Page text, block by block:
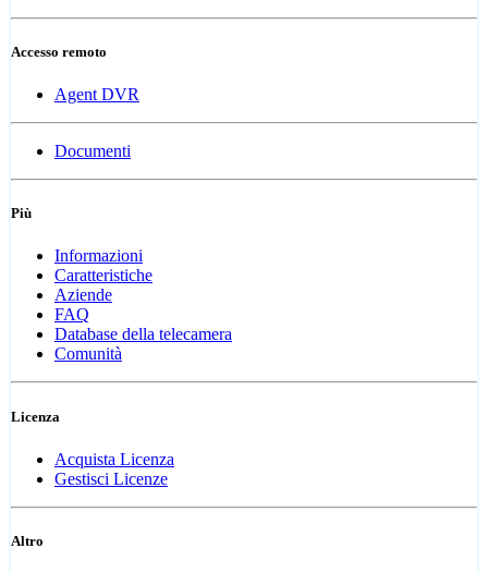
Accesso remoto
Agent DVR
Documenti
Più
Informazioni
Caratteristiche
Aziende
FAQ
Database della telecamera
Comunità
Licenza
Acquista Licenza
Gestisci Licenze
Altro